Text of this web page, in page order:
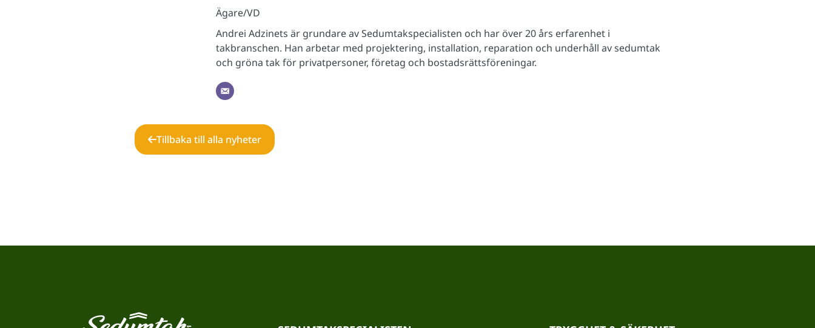
Ägare/VD
Andrei Adzinets är grundare av Sedumtakspecialisten och har över 20 års erfarenhet i
takbranschen. Han arbetar med projektering, installation, reparation och underhåll av sedumtak
och gröna tak för privatpersoner, företag och bostadsrättsföreningar.
Tillbaka till alla nyheter